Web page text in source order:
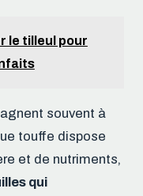
le tilleul pour
souvent à
touffe dispose
et de nutriments,
qui